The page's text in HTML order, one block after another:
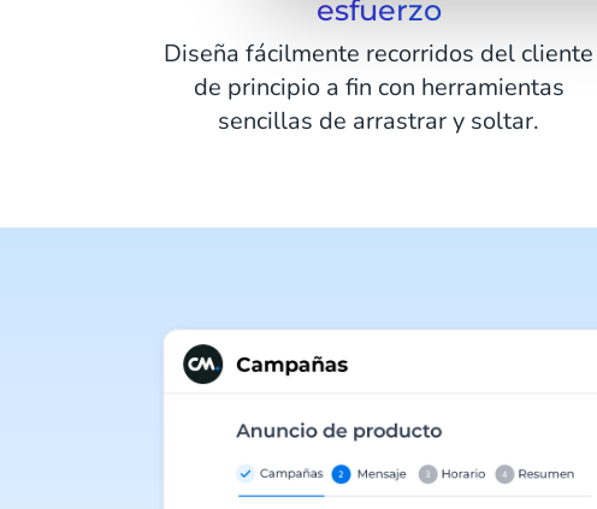
esfuerzo
Diseña fácilmente recorridos del cliente
de principio a fin con herramientas
sencillas de arrastrar y soltar.